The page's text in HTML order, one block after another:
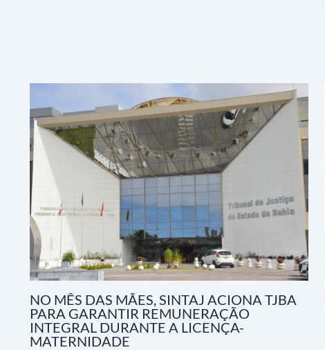
NO MÊS DAS MÃES, SINTAJ ACIONA TJBA
PARA GARANTIR REMUNERAÇÃO
INTEGRAL DURANTE A LICENÇA-
MATERNIDADE